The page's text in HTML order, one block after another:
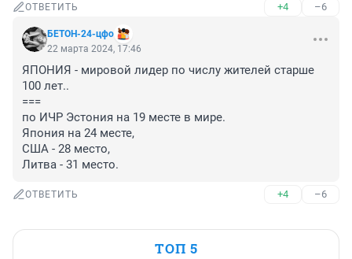
ОТВЕТИТЬ +4 –6
БЕТОН-24-цфо
22 марта 2024, 17:46
ЯПОНИЯ - мировой лидер по числу жителей старше
100 лет..
===
по ИЧР Эстония на 19 месте в мире.
Япония на 24 месте,
США - 28 место,
Литва - 31 место.
ОТВЕТИТЬ +4 –6
ТОП 5